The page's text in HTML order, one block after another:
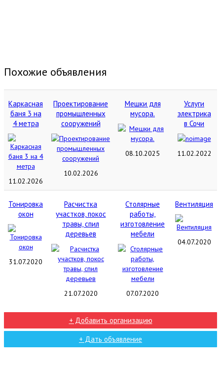
Похожие объявления
Каркасная
баня 3 на
4 метра
11.02.2026
Проектирование
промышленных
сооружений
10.02.2026
Мешки для
мусора.
08.10.2025
Услуги
электрика
в Сочи
11.02.2022
Тонировка
окон
31.07.2020
Расчистка
участков, покос
травы, спил
деревьев
21.07.2020
Столярные
работы,
изготовление
мебели
07.07.2020
Вентиляция
04.07.2020
+ Добавить организацию
+ Дать объявление